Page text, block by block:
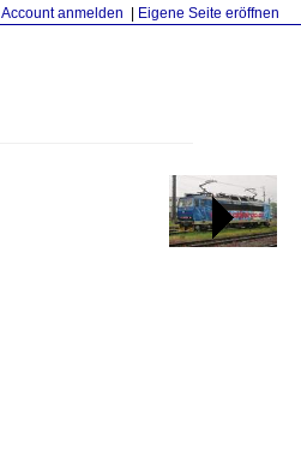
Account anmelden Eigene Seite eröffnen